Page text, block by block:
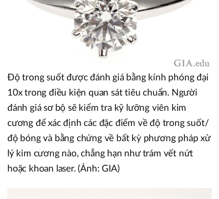
Độ trong suốt được đánh giá bằng kính phóng đại
10x trong điều kiện quan sát tiêu chuẩn. Người
đánh giá sơ bộ sẽ kiểm tra kỹ lưỡng viên kim
cương để xác định các đặc điểm về độ trong suốt/
độ bóng và bằng chứng về bất kỳ phương pháp xử
lý kim cương nào, chẳng hạn như trám vết nứt
hoặc khoan laser. (Ảnh: GIA)